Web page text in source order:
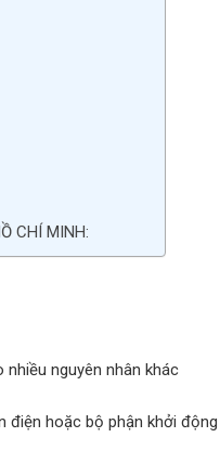
CHÍ MINH:
nhiều nguyên nhân khác
điện hoặc bộ phận khởi động